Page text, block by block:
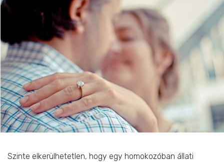
Szinte elkerülhetetlen, hogy egy homokozóban állati